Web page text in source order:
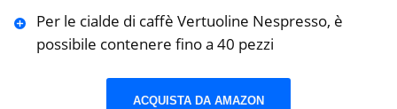
Per le cialde di caffè Vertuoline Nespresso, è
possibile contenere fino a 40 pezzi
ACQUISTA DA AMAZON